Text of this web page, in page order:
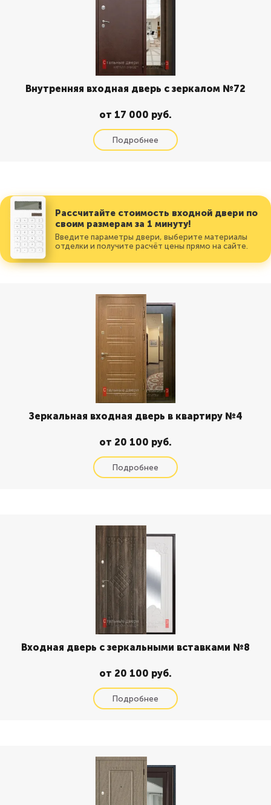
Внутренняя входная дверь с зеркалом №72
от 17 000 руб.
Рассчитайте стоимость входной двери по
своим размерам за 1 минуту!
Введите параметры двери, выберите материалы
отделки и получите расчёт цены прямо на сайте.
Зеркальная входная дверь в квартиру №4
от 20 100 руб.
Входная дверь с зеркальными вставками №8
от 20 100 руб.